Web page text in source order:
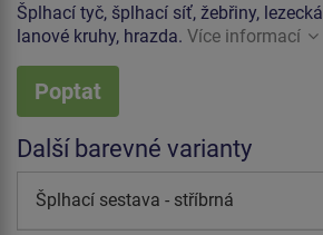
Šplhací tyč, šplhací síť, žebřiny,
lanové kruhy, hrazda. Více informací
Poptat
Další barevné varianty
Šplhací sestava - stříbrná